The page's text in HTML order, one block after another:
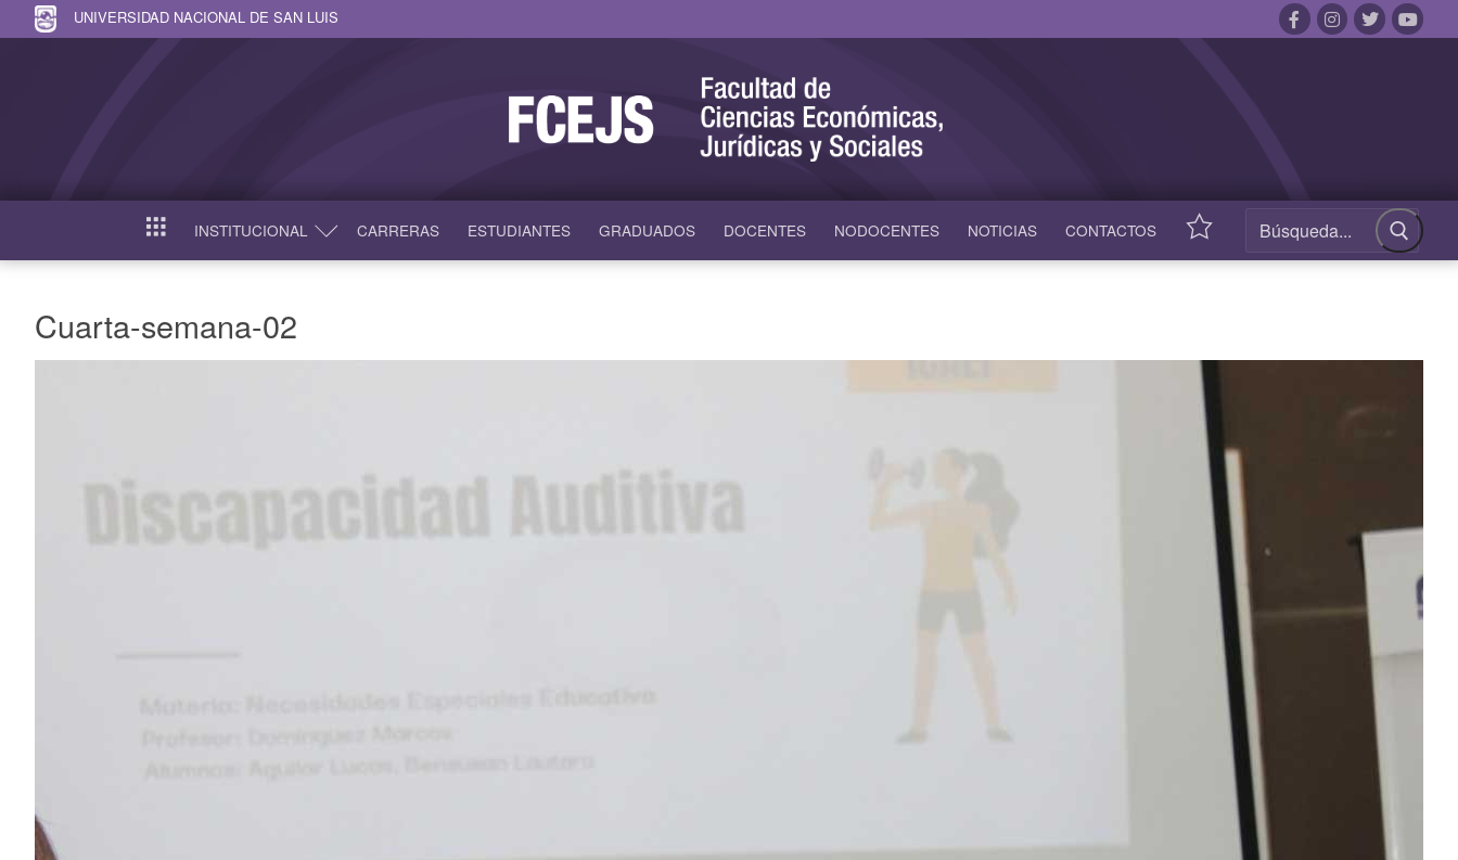
UNIVERSIDAD NACIONAL DE SAN LUIS
INICIO INSTITUCIONAL CARRERAS ESTUDIANTES GRADUADOS DOCENTES NODOCENTES NOTICIAS CONTACTOS ACCESOS
Cuarta-semana-02